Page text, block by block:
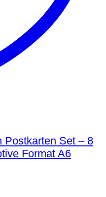
Postkarten Set – 8
Format A6